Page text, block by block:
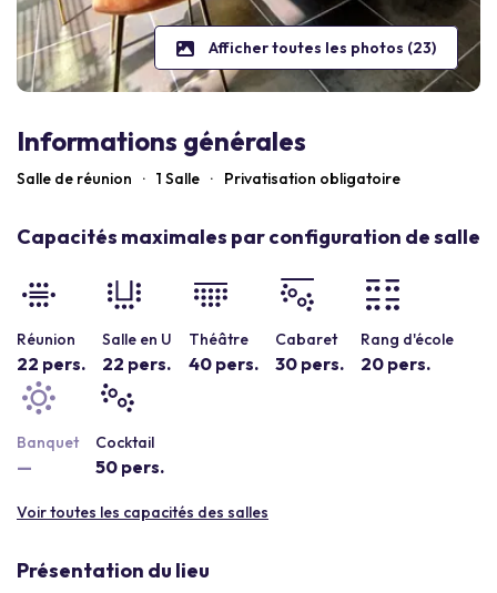
Afficher toutes les photos (23)
Informations générales
Salle de réunion · 1 Salle · Privatisation obligatoire
Capacités maximales par configuration de salle
Réunion
22 pers.
Salle en U
22 pers.
Théâtre
40 pers.
Cabaret
30 pers.
Rang d'école
20 pers.
Banquet
—
Cocktail
50 pers.
Voir toutes les capacités des salles
Présentation du lieu